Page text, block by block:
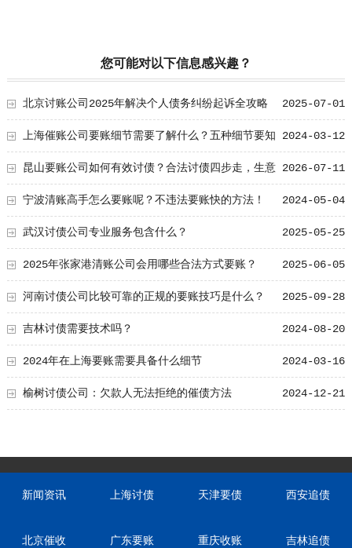
您可能对以下信息感兴趣？
2025-07-01
北京讨账公司2025年解决个人债务纠纷起诉全攻略
2024-03-12
上海催账公司要账细节需要了解什么？五种细节要知
道！ 2026-07-11
昆山要账公司如何有效讨债？合法讨债四步走，生意
人更得懂！ 2024-05-04
宁波清账高手怎么要账呢？不违法要账快的方法！
2025-05-25
武汉讨债公司专业服务包含什么？
2025-06-05
2025年张家港清账公司会用哪些合法方式要账？
2025-09-28
河南讨债公司比较可靠的正规的要账技巧是什么？
2024-08-20
吉林讨债需要技术吗？
2024-03-16
2024年在上海要账需要具备什么细节
2024-12-21
榆树讨债公司：欠款人无法拒绝的催债方法
新闻资讯 上海讨债 天津要债 西安追债
北京催收 广东要账 重庆收账 吉林追债